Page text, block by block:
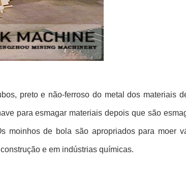
preto e não-ferroso do metal dos materiais
para esmagar materiais depois que são
moinhos de bola são apropriados para moer
e em indústrias químicas.